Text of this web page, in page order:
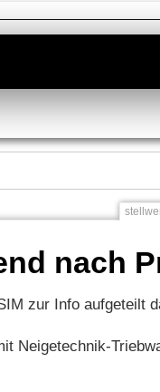
nach
zur Info aufgeteilt
Neigetechnik-